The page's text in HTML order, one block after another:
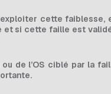
cette
si cette faille est
de l’OS ciblé par la